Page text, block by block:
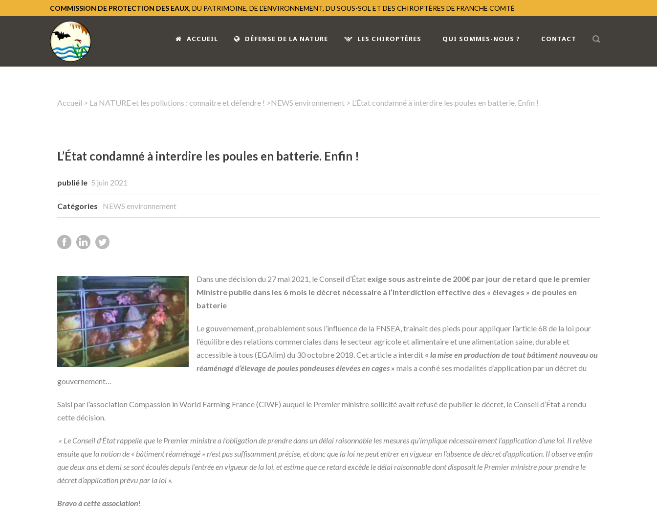
COMMISSION DE PROTECTION DES EAUX, DU PATRIMOINE, DE L'ENVIRONNEMENT, DU SOUS-SOL ET DES CHIROPTÈRES DE FRANCHE COMTÉ
ACCUEIL DÉFENSE DE LA NATURE LES CHIROPTÈRES QUI SOMMES-NOUS ? CONTACT
Accueil > La NATURE et les pollutions : connaître et défendre ! >NEWS environnement > L’État condamné à interdire les poules en batterie. Enfin !
L’État condamné à interdire les poules en batterie. Enfin !
publié le 5 juin 2021
Catégories NEWS environnement
Dans une décision du 27 mai 2021, le Conseil d’État exige sous astreinte de 200€ par jour de retard que le premier
Ministre publie dans les 6 mois le décret nécessaire à l’interdiction effective des « élevages » de poules en
batterie
Le gouvernement, probablement sous l’influence de la FNSEA, trainait des pieds pour appliquer l’article 68 de la loi pour
l’équilibre des relations commerciales dans le secteur agricole et alimentaire et une alimentation saine, durable et
accessible à tous (EGAlim) du 30 octobre 2018. Cet article a interdit « la mise en production de tout bâtiment nouveau ou
réaménagé d’élevage de poules pondeuses élevées en cages » mais a confié ses modalités d’application par un décret du
gouvernement…
Saisi par l’association Compassion in World Farming France (CIWF) auquel le Premier ministre sollicité avait refusé de publier le décret, le Conseil d’État a rendu
cette décision.
« Le Conseil d’État rappelle que le Premier ministre a l’obligation de prendre dans un délai raisonnable les mesures qu’implique nécessairement l’application d’une loi. Il relève
ensuite que la notion de « bâtiment réaménagé » n’est pas suffisamment précise, et donc que la loi ne peut entrer en vigueur en l’absence de décret d’application. Il observe enfin
que deux ans et demi se sont écoulés depuis l’entrée en vigueur de la loi, et estime que ce retard excède le délai raisonnable dont disposait le Premier ministre pour prendre le
décret d’application prévu par la loi ».
Bravo à cette association!